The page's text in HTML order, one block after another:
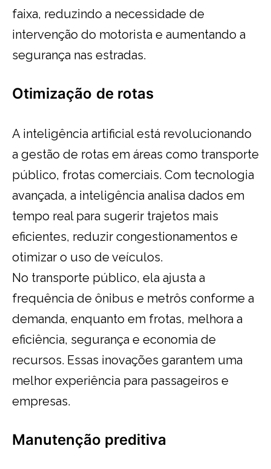
faixa, reduzindo a necessidade de
intervenção do motorista e aumentando a
segurança nas estradas.
Otimização de rotas
A inteligência artificial está revolucionando
a gestão de rotas em áreas como transporte
público, frotas comerciais. Com tecnologia
avançada, a inteligência analisa dados em
tempo real para sugerir trajetos mais
eficientes, reduzir congestionamentos e
otimizar o uso de veículos.
No transporte público, ela ajusta a
frequência de ônibus e metrôs conforme a
demanda, enquanto em frotas, melhora a
eficiência, segurança e economia de
recursos. Essas inovações garantem uma
melhor experiência para passageiros e
empresas.
Manutenção preditiva